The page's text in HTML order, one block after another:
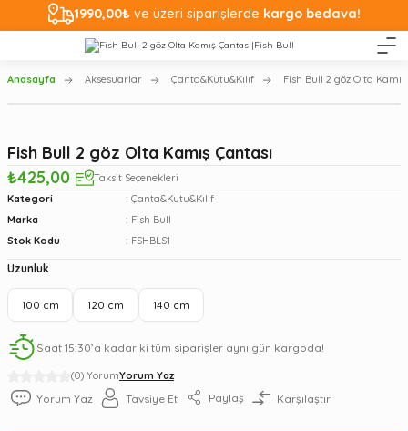
1990,00₺ ve üzeri siparişlerde kargo bedava!
Anasayfa Aksesuarlar Çanta&Kutu&Kılıf Fish Bull 2 göz Olta Kamış
(0) YorumYorum Yaz
Fish Bull 2 göz Olta Kamış Çantası
₺425,00
Taksit Seçenekleri
Kategori
Çanta&Kutu&Kılıf
Marka
Fish Bull
Stok Kodu
FSHBLS1
Uzunluk
100 cm 120 cm 140 cm
Saat 15:30’a kadar ki tüm siparişler aynı gün kargoda!
Yorum Yaz Tavsiye Et Paylaş Karşılaştır